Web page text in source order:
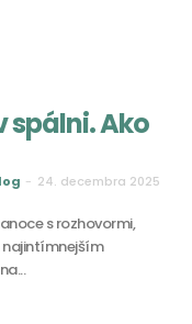
Ako
- 24. decembra 2025
s rozhovormi,